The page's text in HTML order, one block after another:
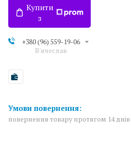
Купити
з
+380 (96) 559-19-06
В'ячеслав
повернення товару протягом 14 днів